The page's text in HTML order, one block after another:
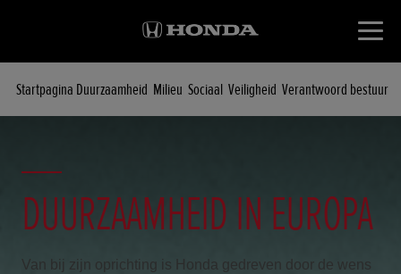
Startpagina Duurzaamheid Milieu Sociaal Veiligheid Verantwoord bestuur
DUURZAAMHEID IN EUROPA
Van bij zijn oprichting is Honda gedreven door de wens